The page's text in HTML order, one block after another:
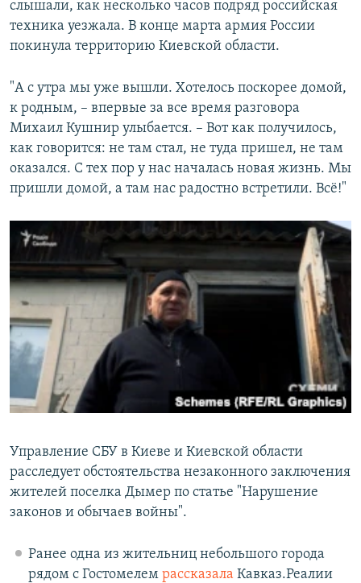
слышали, как несколько часов подряд российская
техника уезжала. В конце марта армия России
покинула территорию Киевской области.
"А с утра мы уже вышли. Хотелось поскорее домой,
к родным, – впервые за все время разговора
Михаил Кушнир улыбается. – Вот как получилось,
как говорится: не там стал, не туда пришел, не там
оказался. С тех пор у нас началась новая жизнь. Мы
пришли домой, а там нас радостно встретили. Всё!"
Управление СБУ в Киеве и Киевской области
расследует обстоятельства незаконного заключения
жителей поселка Дымер по статье "Нарушение
законов и обычаев войны".
Ранее одна из жительниц небольшого города
рядом с Гостомелем рассказала Кавказ.Реалии